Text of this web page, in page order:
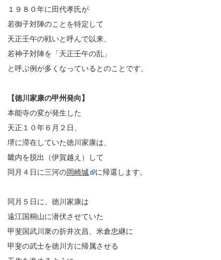
１９８０年に田代孝氏が
若御子対陣のことを特定して
天正壬午の戦いと呼んで以来、
若神子対陣を「天正壬午の乱」
と呼ぶ例が多くなっているとのことです。
【徳川家康の甲州発向】
本能寺の変が発生した
天正１０年６月２日、
堺に滞在していた徳川家康は、
畿内を脱出（伊賀越え）して
同月４日に三河の岡崎城 に帰還します。
同月５日に、徳川家康は
遠江国桐山に潜伏させていた
甲斐国武川衆の折井次昌、米倉忠継に
甲斐の武士を徳川方に帰属させる